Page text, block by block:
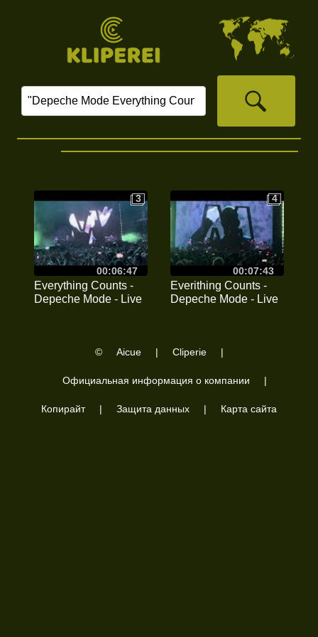
00:06:47
3
3
Everything Counts -
Depeche Mode - Live
00:07:43
4
4
Everithing Counts -
Depeche Mode - Live
© Aicue | Cliperie |
Официальная информация о компании |
Копирайт | Защита данных | Карта сайта